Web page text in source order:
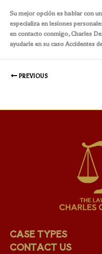
Su mejor opción es hablar con
especializa en lesiones
en contacto conmigo, Charles
ayudarle en su caso Accidentes
PREVIOUS
CASE TYPES
CONTACT US